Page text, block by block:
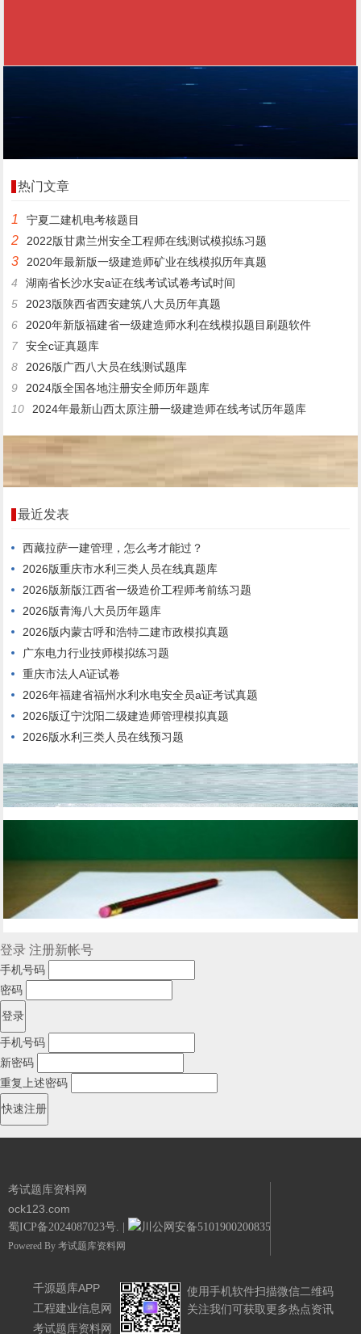
热门文章
1 宁夏二建机电考核题目
2 2022版甘肃兰州安全工程师在线测试模拟练习题
3
2020年最新版一级建造师矿业在线模拟历年真题
4
湖南省长沙水安a证在线考试试卷考试时间
5
2023版陕西省西安建筑八大员历年真题
6
2020年新版福建省一级建造师水利在线模拟题目刷题软件
7
安全c证真题库
8
2026版广西八大员在线测试题库
9
2024版全国各地注册安全师历年题库
10
2024年最新山西太原注册一级建造师在线考试历年题库
最近发表
西藏拉萨一建管理，怎么考才能过？
2026版重庆市水利三类人员在线真题库
2026版新版江西省一级造价工程师考前练习题
2026版青海八大员历年题库
2026版内蒙古呼和浩特二建市政模拟真题
广东电力行业技师模拟练习题
重庆市法人A证试卷
2026年福建省福州水利水电安全员a证考试真题
2026版辽宁沈阳二级建造师管理模拟真题
2026版水利三类人员在线预习题
登录 注册新帐号
手机号码
密码
手机号码
新密码
重复上述密码
考试题库资料网
ock123.com
蜀ICP备2024087023号. 川公网安备51019002008351号.
Powered By 考试题库资料网
千源题库APP
工程建业信息网
考试题库资料网
使用手机软件扫描微信二维码
关注我们可获取更多热点资讯